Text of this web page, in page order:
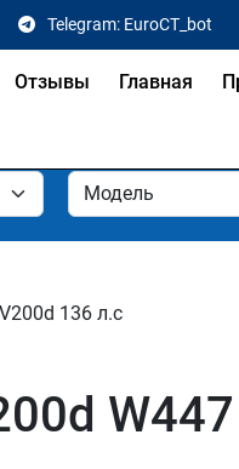
Telegram: EuroCT_bot
Отзывы Главная
V200d 136 л.с